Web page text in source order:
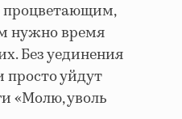
процветающим,
нужно время
Без уединения
просто уйдут
«Молю, уволь